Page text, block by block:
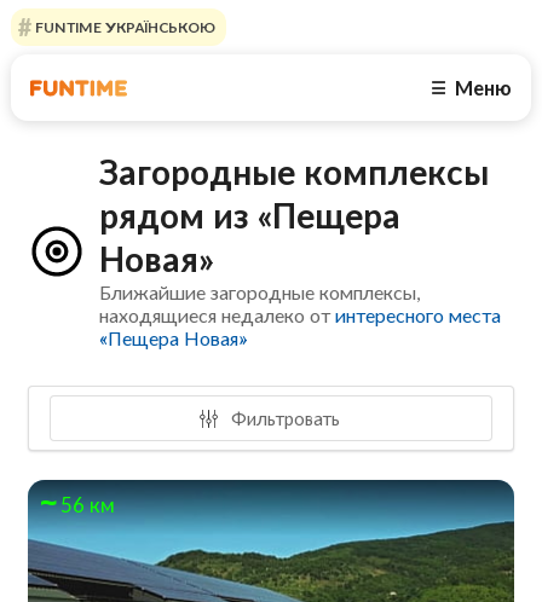
FUNTIME УКРАЇНСЬКОЮ
☰ Меню
Загородные комплексы
рядом из «Пещера
Новая»
Ближайшие загородные комплексы,
находящиеся недалеко отинтересного места
«Пещера Новая»
Фильтровать
56 км